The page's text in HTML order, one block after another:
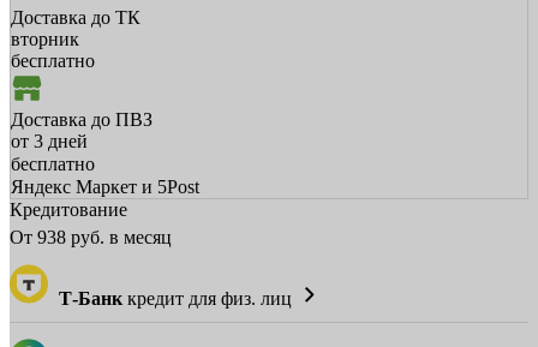
Доставка до ТК
вторник
бесплатно
Доставка до ПВЗ
от 3 дней
бесплатно
Яндекс Маркет и 5Post
Кредитование
От 938 руб. в месяц
Т-Банк кредит для физ. лиц